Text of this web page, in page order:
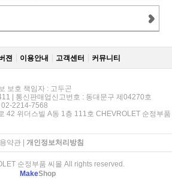
젼 이용안내 고객센터 커뮤니티
보호 책임자 : 고두곤
| 통신판매업신고번호 : 동대문구 제04270호
02-2214-7568
42 위더스빌 A동 1층 111호 CHEVROLET 순정부품
약관| 개인정보처리방침
순정부품 씨몰 All rights reserved.
MakeShop